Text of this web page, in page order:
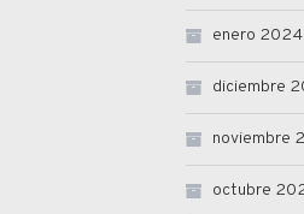
enero 2024
diciembre
noviembre
octubre